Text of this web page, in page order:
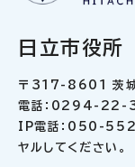
日立市役所
〒317-8601 茨城
電話：0294-22-
IP電話：050-
ヤルしてください。